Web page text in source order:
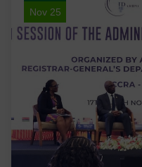
Nov 25